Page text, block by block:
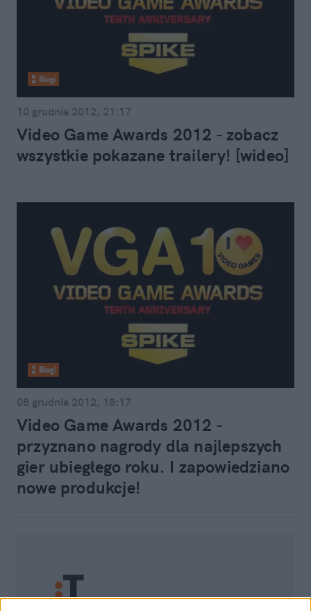
Blogi
10 grudnia 2012, 21:17
Video Game Awards 2012 - zobacz
wszystkie pokazane trailery! [wideo]
Blogi
08 grudnia 2012, 18:17
Video Game Awards 2012 -
przyznano nagrody dla najlepszych
gier ubiegłego roku. I zapowiedziano
nowe produkcje!